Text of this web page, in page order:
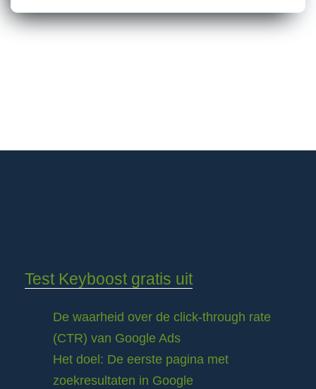
Test Keyboost gratis uit
De waarheid over de click-through rate
(CTR) van Google Ads
Het doel: De eerste pagina met
zoekresultaten in Google